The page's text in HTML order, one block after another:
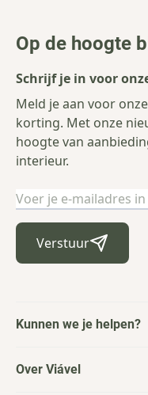
Op de hoogte
Schrijf je in voor
Meld je aan voor
korting. Met onze
hoogte van
interieur.
E-mailadres
Verstuur
Kunnen we je helpen?
Over Viável